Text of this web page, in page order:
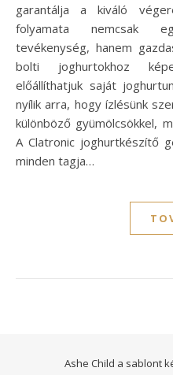
garantálja a kiváló
folyamata nemcsak
tevékenység, hanem
bolti joghurtokhoz
előállíthatjuk saját
nyílik arra, hogy ízlésünk
különböző gyümölcsökkel,
A Clatronic joghurtkészítő
minden tagja…
Ashe Child a sablont